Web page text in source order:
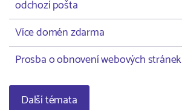
odchozí pošta
Více domén zdarma
Prosba o obnovení webových stránek
Další témata